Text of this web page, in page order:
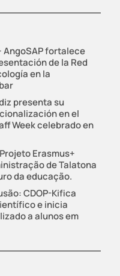
AngoSAP fortalece
de la Red
en la
presenta su
en el
Week celebrado en
Erasmus+
de Talatona
da educação.
CDOP-Kifica
e inicia
a alunos em